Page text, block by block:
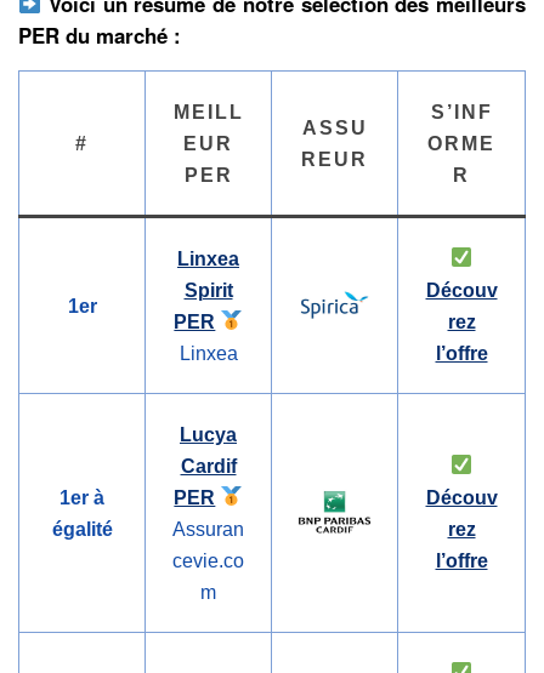
PER du marché :
#
MEILL
EUR
PER
ASSU
REUR
S’INF
ORME
R
1er
Linxea
Spirit
PER
Linxea
Découv
rez
l’offre
1er à
égalité
Lucya
Cardif
PER
Assuran
cevie.co
m
Découv
rez
l’offre